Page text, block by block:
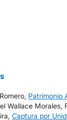
Patrimonio
Wallace Morales,
Captura por